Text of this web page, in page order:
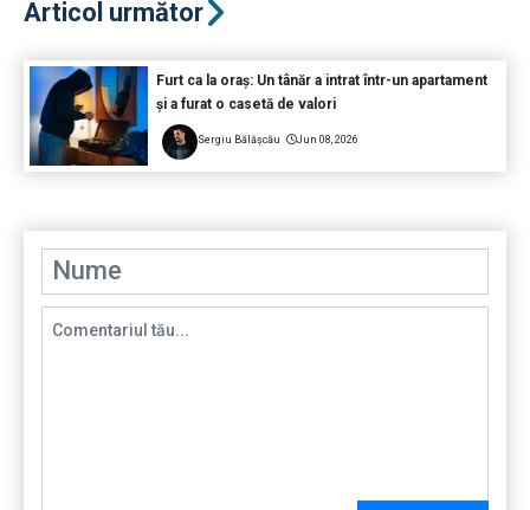
Articol următor
Furt ca la oraș: Un tânăr a intrat într-un apartament
și a furat o casetă de valori
Sergiu Bălășcău Jun 08, 2026